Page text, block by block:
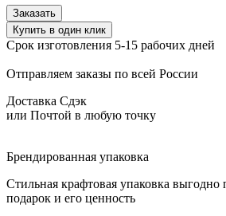
Количество
товара
Ремень
из
натуральной
кожи
English
Bridle
TAN
Заказать
Купить в один клик
Срок изготовления 5-15 рабочих дней
Отправляем заказы по всей России
Доставка Сдэк
или Почтой в любую точку
Брендированная упаковка
Стильная крафтовая упаковка выгодно
подарок и его ценность